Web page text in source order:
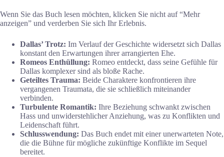
Wenn Sie das Buch lesen möchten, klicken Sie nicht auf “Mehr
anzeigen” und verderben Sie sich Ihr Erlebnis.
Dallas’ Trotz: Im Verlauf der Geschichte widersetzt sich Dallas
konstant den Erwartungen ihrer arrangierten Ehe.
Romeos Enthüllung: Romeo entdeckt, dass seine Gefühle für
Dallas komplexer sind als bloße Rache.
Geteiltes Trauma: Beide Charaktere konfrontieren ihre
vergangenen Traumata, die sie schließlich miteinander
verbinden.
Turbulente Romantik: Ihre Beziehung schwankt zwischen
Hass und unwiderstehlicher Anziehung, was zu Konflikten und
Leidenschaft führt.
Schlusswendung: Das Buch endet mit einer unerwarteten Note,
die die Bühne für mögliche zukünftige Konflikte im Sequel
bereitet.